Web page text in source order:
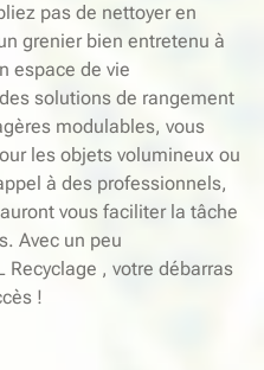
pas de nettoyer en
grenier bien entretenu à
espace de vie
solutions de rangement
modulables, vous
les objets volumineux ou
à des professionnels,
vous faciliter la tâche
Avec un peu
, votre débarras
!